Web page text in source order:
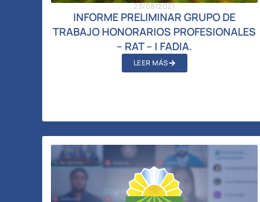
23/08/2021
INFORME PRELIMINAR GRUPO DE
TRABAJO HONORARIOS PROFESIONALES
– RAT – I FADIA.
LEER MÁS